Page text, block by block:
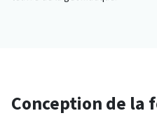
Conception de la